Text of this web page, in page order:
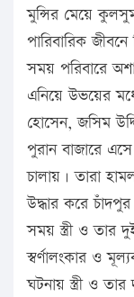
মুন্সির মেয়ে
পারিবারিক
সময় পরিবারে
এনিয়ে উভয়ের
হোসেন, জসিম
পুরান বাজারে এসে
চালায়। তারা
উদ্ধার করে
সময় স্ত্রী ও তার
স্বর্ণালংকার ও
ঘটনায় স্ত্রী ও তার